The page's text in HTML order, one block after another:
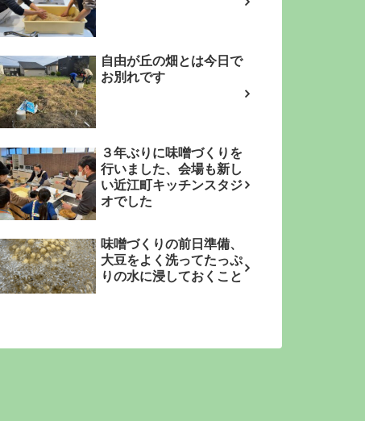
自由が丘の畑とは今日で
お別れです
３年ぶりに味噌づくりを
行いました、会場も新し
い近江町キッチンスタジ
オでした
味噌づくりの前日準備、
大豆をよく洗ってたっぷ
りの水に浸しておくこと